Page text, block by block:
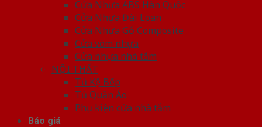
Cửa Nhựa ABS Hàn Quốc
Cửa Nhựa Đài Loan
Cửa Nhựa Gỗ Composite
Cửa vòm nhựa
Cửa nhựa nhà tắm
NỘI THẤT
Tủ Kệ Bếp
Tủ Quần Áo
Phụ kiện cửa nhà tắm
Báo giá